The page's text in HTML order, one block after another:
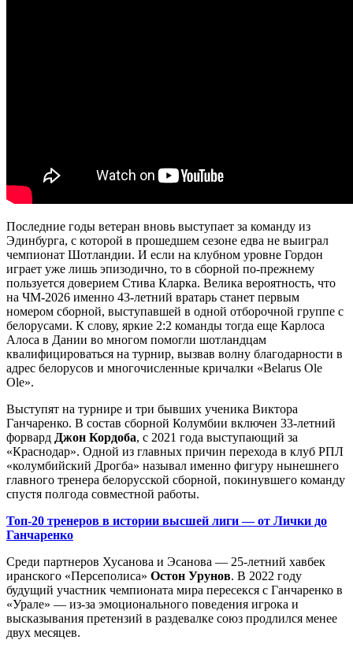
Последние годы ветеран вновь выступает за команду из
Эдинбурга, с которой в прошедшем сезоне едва не выиграл
чемпионат Шотландии. И если на клубном уровне Гордон
играет уже лишь эпизодично, то в сборной по-прежнему
пользуется доверием Стива Кларка. Велика вероятность, что
на ЧМ-2026 именно 43-летний вратарь станет первым
номером сборной, выступавшей в одной отборочной группе с
белорусами. К слову, яркие 2:2 команды тогда еще Карлоса
Алоса в Дании во многом помогли шотландцам
квалифицироваться на турнир, вызвав волну благодарности в
адрес белорусов и многочисленные кричалки «Belarus Ole
Ole».
Выступят на турнире и три бывших ученика Виктора
Ганчаренко. В состав сборной Колумбии включен 33-летний
форвард Джон Кордоба, с 2021 года выступающий за
«Краснодар». Одной из главных причин перехода в клуб РПЛ
«колумбийский Дрогба» называл именно фигуру нынешнего
главного тренера белорусской сборной, покинувшего команду
спустя полгода совместной работы.
Топ-20 тренеров в истории высшей лиги — от Лички до
Ганчаренко
Среди партнеров Хусанова и Эсанова — 25-летний хавбек
иранского «Персеполиса» Остон Урунов. В 2022 году
будущий участник чемпионата мира пересекся с Ганчаренко в
«Урале» — из-за эмоционального поведения игрока и
высказывания претензий в раздевалке союз продлился менее
двух месяцев.